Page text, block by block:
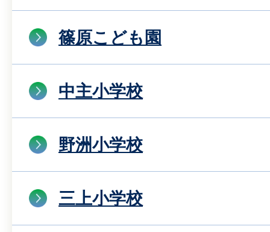
篠原こども園
中主小学校
野洲小学校
三上小学校